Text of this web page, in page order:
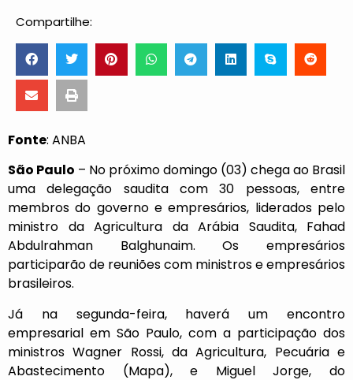
Compartilhe:
Fonte: ANBA
São Paulo – No próximo domingo (03) chega ao Brasil
uma delegação saudita com 30 pessoas, entre
membros do governo e empresários, liderados pelo
ministro da Agricultura da Arábia Saudita, Fahad
Abdulrahman Balghunaim. Os empresários
participarão de reuniões com ministros e empresários
brasileiros.
Já na segunda-feira, haverá um encontro
empresarial em São Paulo, com a participação dos
ministros Wagner Rossi, da Agricultura, Pecuária e
Abastecimento (Mapa), e Miguel Jorge, do